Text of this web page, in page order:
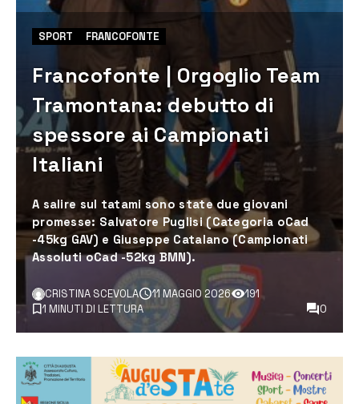
SPORT FRANCOFONTE
Francofonte | Orgoglio Team
Tramontana: debutto di
spessore ai Campionati
Italiani
A salire sul tatami sono state due giovani
promesse: Salvatore Puglisi (Categoria oCad
-45kg GAV) e Giuseppe Catalano (Campionati
Assoluti oCad -52kg BMN).
CRISTINA SCEVOLA 11 MAGGIO 2026
191
1 MINUTI DI LETTURA
0